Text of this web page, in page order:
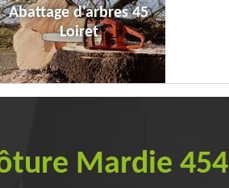
Abattage d'arbres 45
Loiret
Mardie